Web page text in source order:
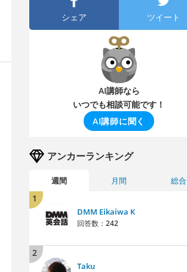
シェア ツイート
AI講師なら
いつでも相談可能です！
AI講師に聞く
アンカーランキング
週間 月間 総合
1
DMM Eikaiwa K
回答数： 242
2
Taku